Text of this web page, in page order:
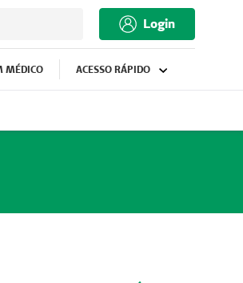
Login
MÉDICO ACESSO RÁPIDO